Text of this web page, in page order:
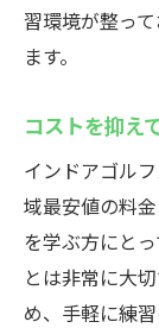
習環境が整っ
ます。
コストを抑え
インドアゴル
域最安値の料
を学ぶ方にと
とは非常に大
め、手軽に練